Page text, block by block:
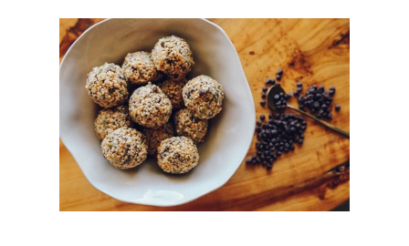
Cada persona hace lo que puede. Yo